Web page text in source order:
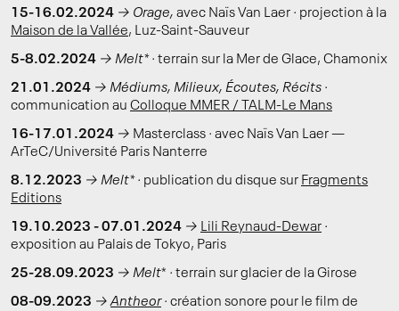
15-16.02.2024 → Orage, avec Naïs Van Laer · projection à la
Maison de la Vallée, Luz-Saint-Sauveur
5-8.02.2024 → Melt* · terrain sur la Mer de Glace, Chamonix
21.01.2024 → Médiums, Milieux, Écoutes, Récits ·
communication au Colloque MMER / TALM-Le Mans
16-17.01.2024 → Masterclass · avec Naïs Van Laer —
ArTeC/Université Paris Nanterre
8.12.2023 → Melt* · publication du disque sur Fragments
Editions
19.10.2023 - 07.01.2024 → Lili Reynaud-Dewar ·
exposition au Palais de Tokyo, Paris
25-28.09.2023 → Melt* · terrain sur glacier de la Girose
08-09.2023 →Antheor· création sonore pour le film de